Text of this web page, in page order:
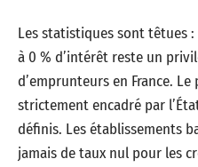
Les statistiques sont têtues
à 0 % d’intérêt reste un
d’emprunteurs en France.
strictement encadré par
définis. Les établissements
jamais de taux nul pour les